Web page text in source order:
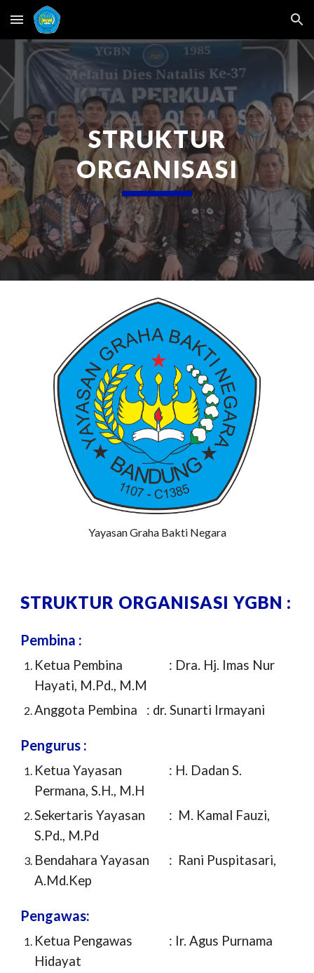
Skip to main content Skip to navigation
STRUKTUR
ORGANISASI
Yayasan Graha Bakti Negara
STRUKTUR ORGANISASI YGBN :
Pembina :
Ketua Pembina
: Dra. Hj. Imas Nur
Hayati, M.Pd., M.M
Anggota Pembina
: dr. Sunarti Irmayani
Pengurus :
Ketua Yayasan
: H. Dadan S.
Permana, S.H., M.H
Sekertaris Yayasan
: M. Kamal Fauzi,
S.Pd., M.Pd
Bendahara Yayasan
: Rani Puspitasari,
A.Md.Kep
Pengawas:
Ketua Pengawas
: Ir. Agus Purnama
Hidayat